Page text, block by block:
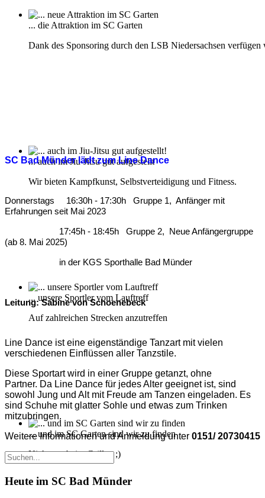
... die Attraktion im SC Garten
Dank des Sponsoring durch den LSB Niedersachsen
... auch im Jiu-Jitsu gut aufgestellt
Wir bieten Kampfkunst, Selbstverteidigung und Fitness.
... unsere Sportler vom Lauftreff
Auf zahlreichen Strecken anzutreffen
... und im SC Garten sind wir zu finden
Nicht nur beim Grillen ;)
SC Bad Münder lädt zum Line Dance
Donnerstags 16:30h - 17:30h Gruppe 1, Anfänger mit
Erfahrungen seit Mai 2023
17:45h - 18:45h Gruppe 2, Neue Anfängergruppe
(ab 8. Mai 2025)
in der KGS Sporthalle Bad Münder
Leitung: Sabine von Schoenebeck
Line Dance ist eine eigenständige Tanzart mit vielen
verschiedenen Einflüssen aller Tanzstile.
Diese Sportart wird in einer Gruppe getanzt, ohne
Partner. Da Line Dance für jedes Alter geeignet ist, sind
sowohl Jung und Alt mit Freude am Tanzen eingeladen. Es
sind Schuhe mit glatter Sohle und etwas zum Trinken
mitzubringen.
Weitere Informationen und Anmeldung unter 0151/ 20730415
Heute im SC Bad Münder